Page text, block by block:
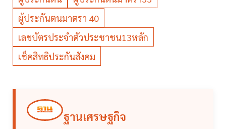
ผู้ประกันตนมาตรา 40
เลขบัตรประจำตัวประชาชน13หลัก
เช็คสิทธิประกันสังคม
ฐานเศรษฐกิจ